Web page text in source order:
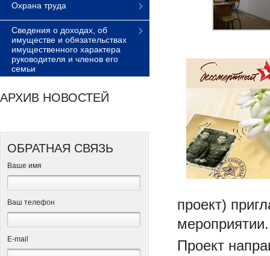
Охрана труда
Сведения о доходах, об
имуществе и обязательствах
имущественного характера
руководителя и членов его
семьи
АРХИВ НОВОСТЕЙ
ОБРАТНАЯ СВЯЗЬ
Ваше имя
Ваш телефон
Е-mail
проект)
мероприятии.
Проект